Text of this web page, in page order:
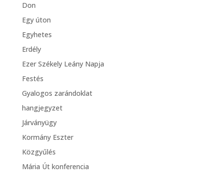
Don
Egy úton
Egyhetes
Erdély
Ezer Székely Leány Napja
Festés
Gyalogos zarándoklat
hangjegyzet
Járványügy
Kormány Eszter
Közgyűlés
Mária Út konferencia